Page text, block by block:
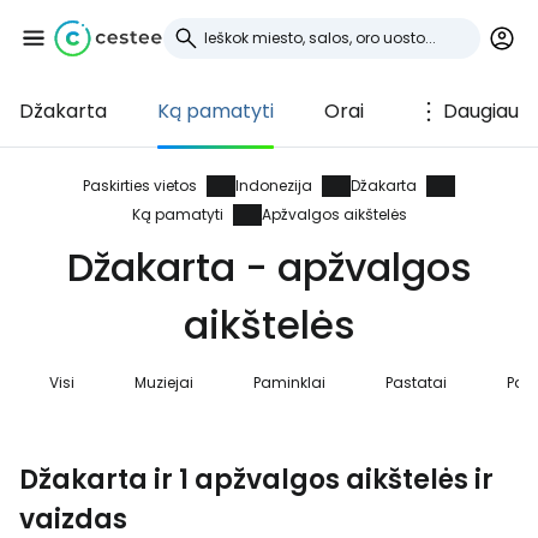
Džakarta Ką pamatyti Orai Daugiau
Paskirties vietos Indonezija
Džakarta
Ką pamatyti
Apžvalgos aikštelės
Džakarta - apžvalgos
aikštelės
Visi Muziejai Paminklai Pastatai
Džakarta ir 1 apžvalgos aikštelės ir
vaizdas
Prisijunkite prie
Cestee
... pasaulinė kelionių bendruomenė
Tęsti su Google